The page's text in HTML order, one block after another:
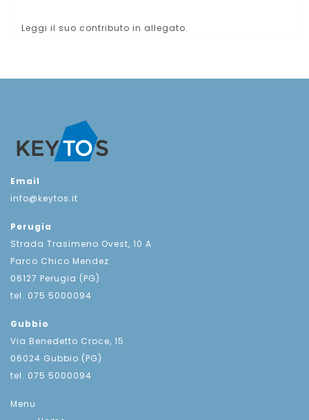
Leggi il suo contributo in allegato.
Email
info@keytos.it
Perugia
Strada Trasimeno Ovest, 10 A
Parco Chico Mendez
06127 Perugia (PG)
tel. 075 5000094
Gubbio
Via Benedetto Croce, 15
06024 Gubbio (PG)
tel. 075 5000094
Menu